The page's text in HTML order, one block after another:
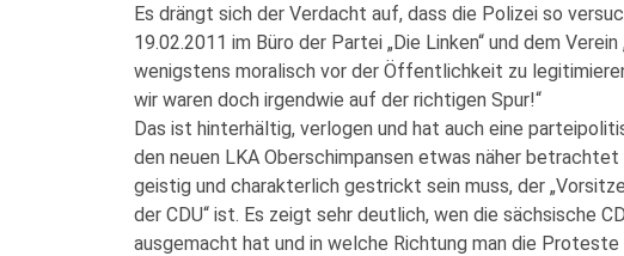
Es drängt sich der Verdacht auf, dass die Polizei so
19.02.2011 im Büro der Partei „Die Linken“ und dem
wenigstens moralisch vor der Öffentlichkeit zu
wir waren doch irgendwie auf der richtigen Spur!“
Das ist hinterhältig, verlogen und hat auch eine
den neuen LKA Oberschimpansen etwas näher
geistig und charakterlich gestrickt sein muss, der
der CDU“ ist. Es zeigt sehr deutlich, wen die sächsische
ausgemacht hat und in welche Richtung man die